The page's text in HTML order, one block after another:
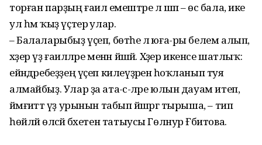
торған парҙың ғаилә емештәре лә шәп – өс бала, ике
ул һәм ҡыҙ үҫтерә улар.
– Балаларыбыҙ үҫеп, бөтәһе лә юға-ры белем алып,
хәҙер үҙ ғаиләләре менән йәшәй. Хәҙер икенсе шатлыҡ:
ейәндәребеҙҙең үҫеп килеүҙәренә һоҡланып туя
алмайбыҙ. Улар ҙа ата-әсә-ләре юлын дауам итеп,
йәмғиәттә үҙ урынын табып йәшәргә тырыша, – тип
һөйләй өләсәй бәхетен татыусы Гөлнур Ғәбитова.